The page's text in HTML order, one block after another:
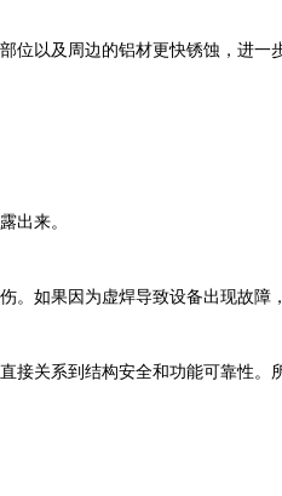
以及周边的铝材更快锈蚀，进一
出来。
果因为虚焊导致设备出现故障
关系到结构安全和功能可靠性